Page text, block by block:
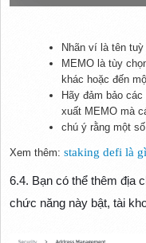
Nhãn ví là tên
MEMO là tùy
khác hoặc đến
Hãy đảm bảo
xuất MEMO mà
chú ý rằng một
Xem thêm: staking defi là gì
6.4. Bạn có thể thêm địa
chức năng này bật, tài